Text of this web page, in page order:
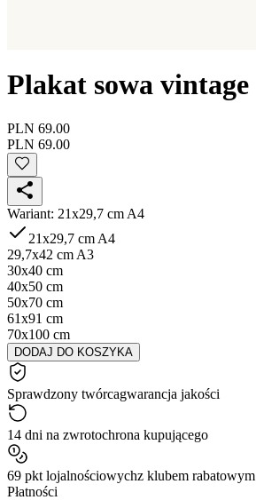
Plakat sowa vintage
PLN 69.00
PLN 69.00
Wariant: 21x29,7 cm A4
21x29,7 cm A4
29,7x42 cm A3
30x40 cm
40x50 cm
50x70 cm
61x91 cm
70x100 cm
DODAJ DO KOSZYKA
Sprawdzony twórcagwarancja jakości
14 dni na zwrotochrona kupującego
69 pkt lojalnościowychz klubem rabatowym
Płatności